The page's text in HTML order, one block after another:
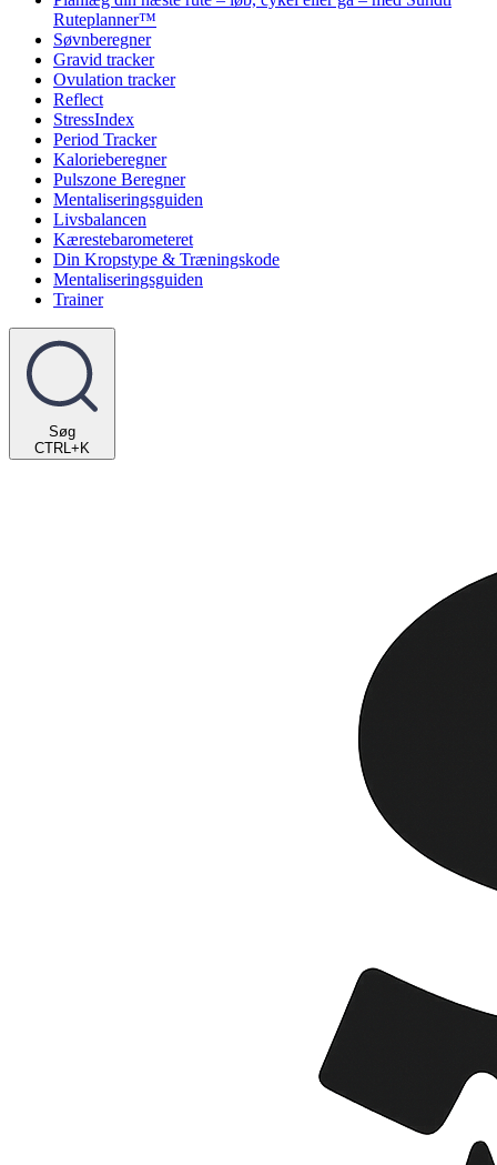
Ruteplanner™
Søvnberegner
Gravid tracker
Ovulation tracker
Reflect
StressIndex
Period Tracker
Kalorieberegner
Pulszone Beregner
Mentaliseringsguiden
Livsbalancen
Kærestebarometeret
Din Kropstype & Træningskode
Mentaliseringsguiden
Trainer
Søg
CTRL+K